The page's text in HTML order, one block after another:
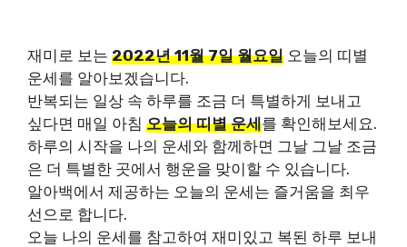
재미로 보는 2022년 11월 7일 월요일 오늘의 띠별
운세를 알아보겠습니다.
반복되는 일상 속 하루를 조금 더 특별하게 보내고
싶다면 매일 아침 오늘의 띠별 운세를 확인해보세요.
하루의 시작을 나의 운세와 함께하면 그날 그날 조금
은 더 특별한 곳에서 행운을 맞이할 수 있습니다.
알아백에서 제공하는 오늘의 운세는 즐거움을 최우
선으로 합니다.
오늘 나의 운세를 참고하여 재미있고 복된 하루 보내